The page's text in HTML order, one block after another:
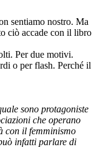
sentiamo nostro. Ma
ciò accade con il libro
Per due motivi.
o per flash. Perché il
sono protagoniste
che operano
con il femminismo
infatti parlare di